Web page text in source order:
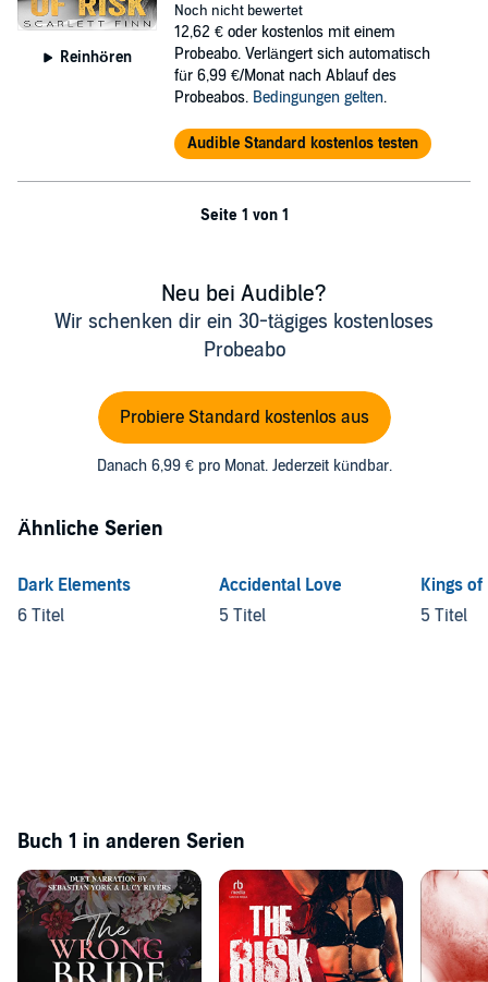
Reinhören
Noch nicht bewertet
12,62 € oder kostenlos mit einem
Probeabo. Verlängert sich automatisch
für 6,99 €/Monat nach Ablauf des
Probeabos. Bedingungen gelten.
Audible Standard kostenlos testen
Seite 1 von 1
Neu bei Audible?
Wir schenken dir ein 30-tägiges kostenloses
Probeabo
Probiere Standard kostenlos aus
Danach 6,99 € pro Monat. Jederzeit kündbar.
Ähnliche Serien
Dark Elements
6 Titel
Accidental Love
5 Titel
Kings
5 Titel
Buch 1 in anderen Serien